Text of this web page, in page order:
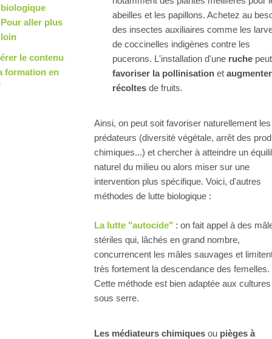
biologique
Pour aller plus
loin
le contenu
formation en
abeilles et les papillons. Achetez au
des insectes auxiliaires comme les
de coccinelles indigènes contre les
pucerons. L'installation d'une ruche peut
favoriser la pollinisation et
récoltes de fruits.
Ainsi, on peut soit favoriser naturellement les
prédateurs (diversité végétale, arrêt des
chimiques...) et chercher à atteindre un
naturel du milieu ou alors miser sur une
intervention plus spécifique. Voici, d'autres
méthodes de lutte biologique :
La lutte "autocide" : on fait appel à des
stériles qui, lâchés en grand nombre,
concurrencent les mâles sauvages et
très fortement la descendance des femelles.
Cette méthode est bien adaptée aux cultures
sous serre.
Les médiateurs chimiques ou pièges à